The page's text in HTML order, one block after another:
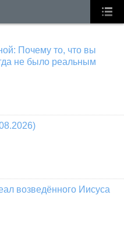
Почему то, что вы
не было реальным
возведённого Иисуса